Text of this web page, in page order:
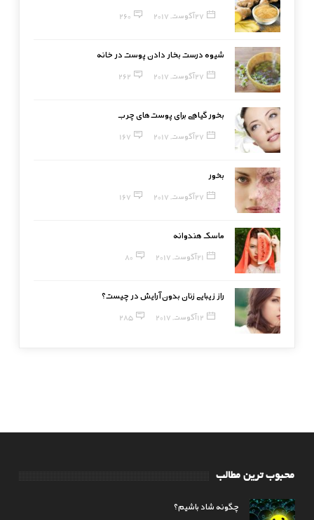
27 آگوست, 2017 260
شیوه درست بخار دادن پوست در خانه
27 آگوست, 2017 262
بخور گیاهی برای پوست‌های چرب
27 آگوست, 2017 167
بخور
27 آگوست, 2017 167
ماسک هندوانه
21 آگوست, 2017 80
راز زیبایی زنان بدون آرایش در چیست؟
12 آگوست, 2017 285
محبوب ترین مطالب
چگونه شاد باشیم؟